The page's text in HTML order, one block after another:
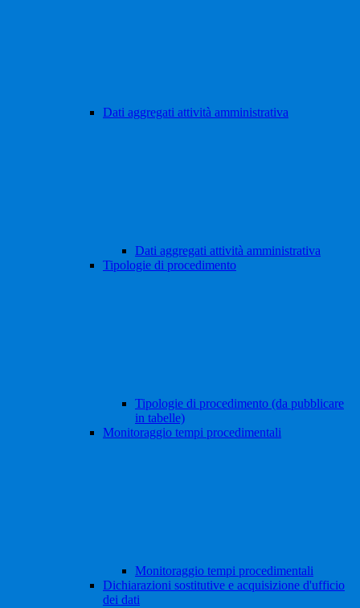
Dati aggregati attività amministrativa
Dati aggregati attività amministrativa
Tipologie di procedimento
Tipologie di procedimento (da pubblicare
in tabelle)
Monitoraggio tempi procedimentali
Monitoraggio tempi procedimentali
Dichiarazioni sostitutive e acquisizione d'ufficio
dei dati